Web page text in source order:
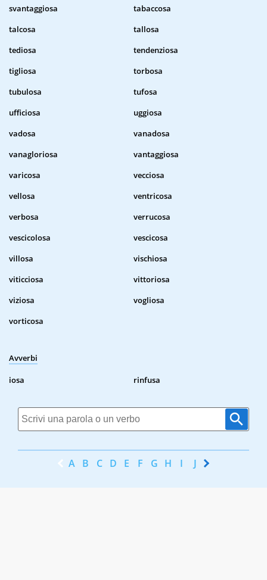
svantaggiosa
tabaccosa
talcosa
tallosa
tediosa
tendenziosa
tigliosa
torbosa
tubulosa
tufosa
ufficiosa
uggiosa
vadosa
vanadosa
vanagloriosa
vantaggiosa
varicosa
vecciosa
vellosa
ventricosa
verbosa
verrucosa
vescicolosa
vescicosa
villosa
vischiosa
viticciosa
vittoriosa
viziosa
vogliosa
vorticosa
Avverbi
iosa rinfusa
A B C D E F G H I J K